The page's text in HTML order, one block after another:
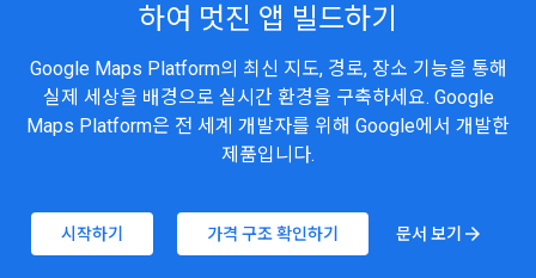
하여 멋진 앱 빌드하기
Google Maps Platform의 최신 지도, 경로, 장소 기능을 통해
실제 세상을 배경으로 실시간 환경을 구축하세요. Google
Maps Platform은 전 세계 개발자를 위해 Google에서 개발한
제품입니다.
시작하기 가격 구조 확인하기 문서 보기 arrow_forward